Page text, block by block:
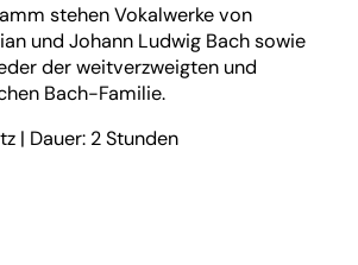
stehen Vokalwerke von
und Johann Ludwig Bach sowie
der weitverzweigten und
Bach-Familie.
| Dauer: 2 Stunden